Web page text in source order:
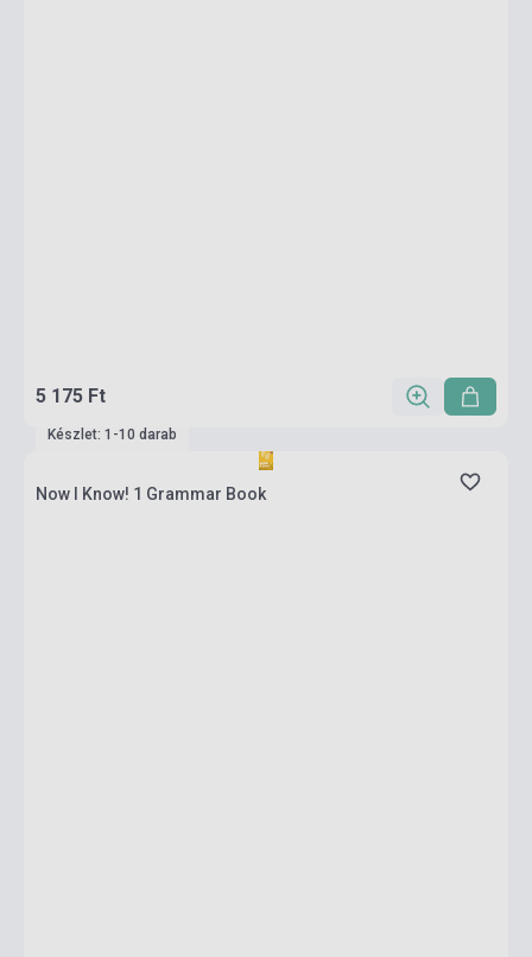
5 175 Ft
Készlet: 1-10 darab
Now I Know! 1 Grammar Book